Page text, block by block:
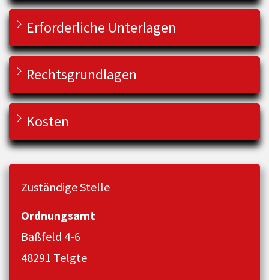
Erforderliche Unterlagen
Rechtsgrundlagen
Kosten
Zuständige Stelle
Ordnungsamt
Baßfeld 4-6
48291 Telgte